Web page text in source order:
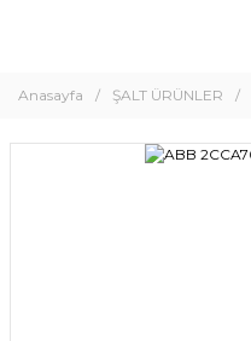
Anasayfa ŞALT ÜRÜNLER